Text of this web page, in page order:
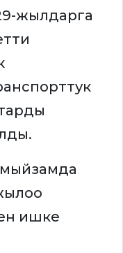
жылдарга
ишке